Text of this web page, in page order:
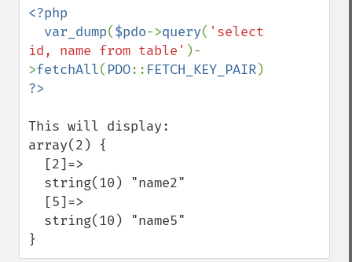
<?php
  var_dump
($pdo->query( 'select
id, name from table' )-
>fetchAll( PDO:: FETCH_KEY_PAIR
This will display:
array(2) {
}